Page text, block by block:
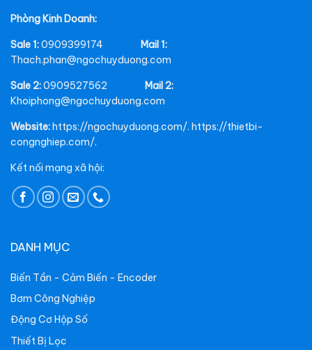
Phòng Kinh Doanh:
Sale 1:0909399174 Mail 1:
Thach.phan@ngochuyduong.com
Sale 2:0909527562 Mail 2:
Khoiphong@ngochuyduong.com
Website:https://ngochuyduong.com/. https://thietbi-
congnghiep.com/.
Kết nối mạng xã hội:
DANH MỤC
Biến Tần - Cảm Biến - Encoder
Bơm Công Nghiệp
Động Cơ Hộp Số
Thiết Bị Lọc